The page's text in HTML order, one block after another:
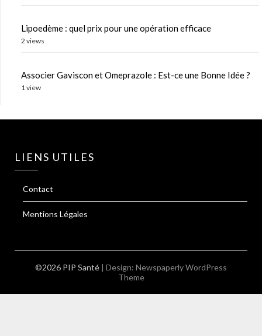
Lipoedème : quel prix pour une opération efficace
2 views
Associer Gaviscon et Omeprazole : Est-ce une Bonne Idée ?
1 view
LIENS UTILES
Contact
Mentions Légales
©2026 PIP Santé | Design: Newspaperly WordPress
Theme